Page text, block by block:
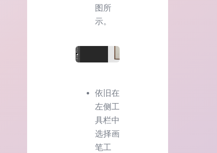
图所
示。
依旧在
左侧工
具栏中
选择画
笔工